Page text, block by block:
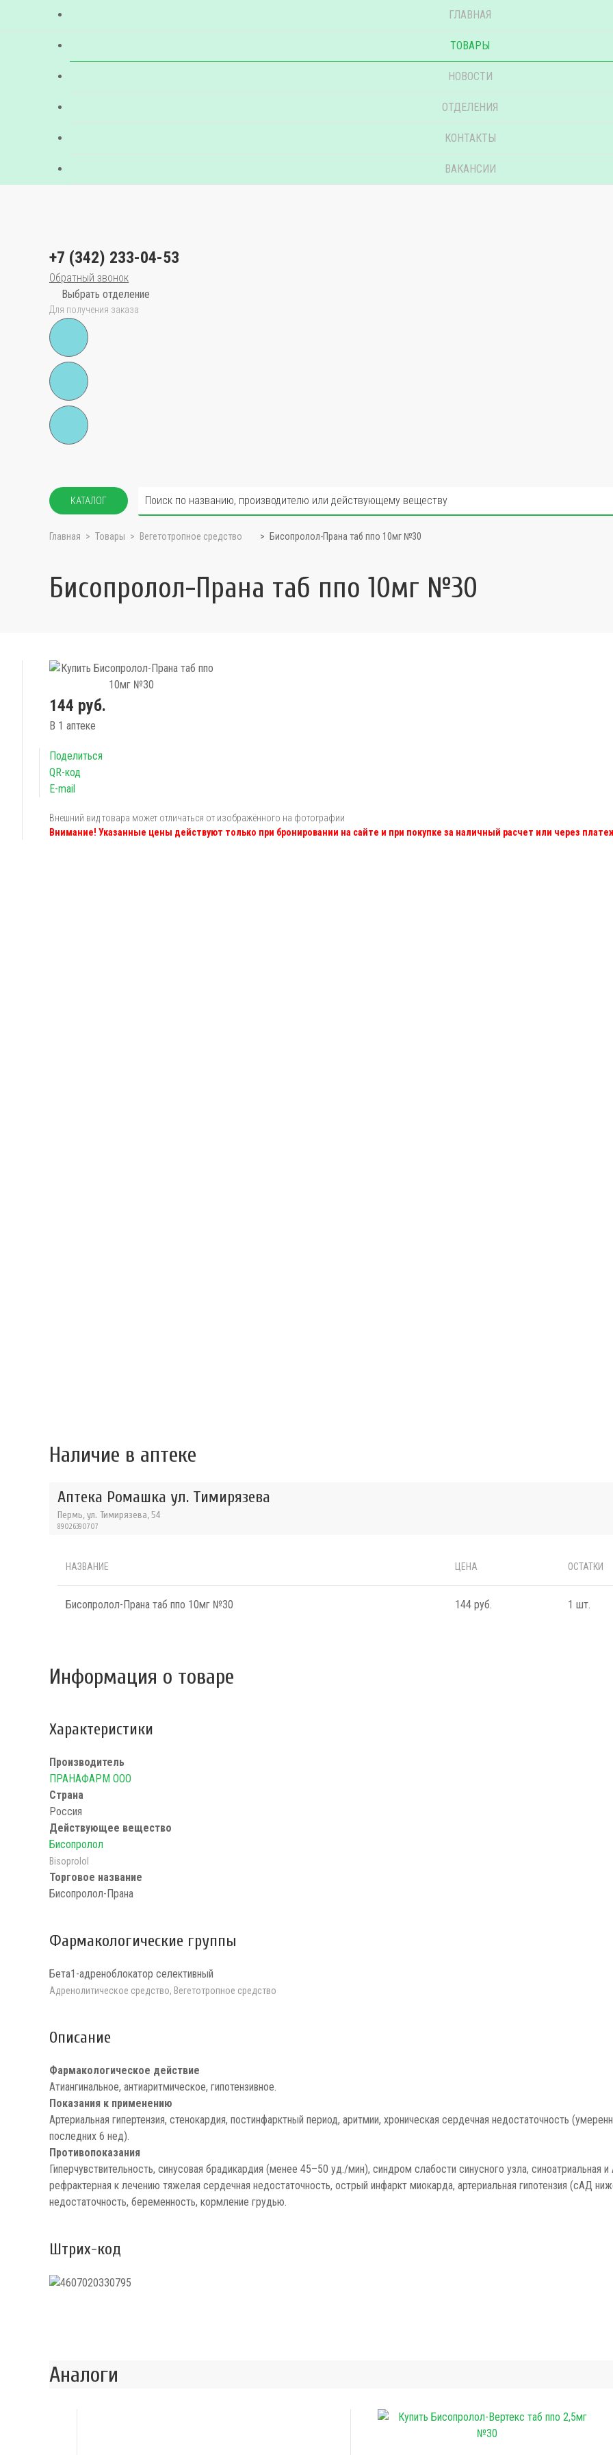
ГЛАВНАЯ
ТОВАРЫ
НОВОСТИ
ОТДЕЛЕНИЯ
КОНТАКТЫ
ВАКАНСИИ
+7 (342) 233-04-53
Обратный звонок
Выбрать отделение
Для получения заказа
КАТАЛОГ
Главная Товары Вегетотропное средство Бисопролол-Прана таб ппо 10мг №30
Бисопролол-Прана таб ппо 10мг №30
144 руб.
В 1 аптеке
Поделиться
QR-код
E-mail
Внешний вид товара может отличаться от изображённого на фотографии
Внимание! Указанные цены действуют только при бронировании на сайте и при покупке за наличный расчет или через
Наличие в аптеке
Аптека Ромашка ул. Тимирязева
Пермь, ул. Тимирязева, 54
89026390707
НАЗВАНИЕ ЦЕНА ОСТАТКИ
Бисопролол-Прана таб ппо 10мг №30 144 руб. 1 шт.
Информация о товаре
Характеристики
Производитель
ПРАНАФАРМ ООО
Страна
Россия
Действующее вещество
Бисопролол
Bisoprolol
Торговое название
Бисопролол-Прана
Фармакологические группы
Бета1-адреноблокатор селективный
Адренолитическое средство, Вегетотропное средство
Описание
Фармакологическое действие
Атиангинальное, антиаритмическое, гипотензивное.
Показания к применению
Артериальная гипертензия, стенокардия, постинфарктный период, аритмии, хроническая сердечная недостаточность
последних 6 нед).
Противопоказания
Гиперчувствительность, синусовая брадикардия (менее 45–50 уд./мин), синдром слабости синусного узла, синоатриальная
рефрактерная к лечению тяжелая сердечная недостаточность, острый инфаркт миокарда, артериальная гипотензия (сАД
недостаточность, беременность, кормление грудью.
Штрих-код
Аналоги